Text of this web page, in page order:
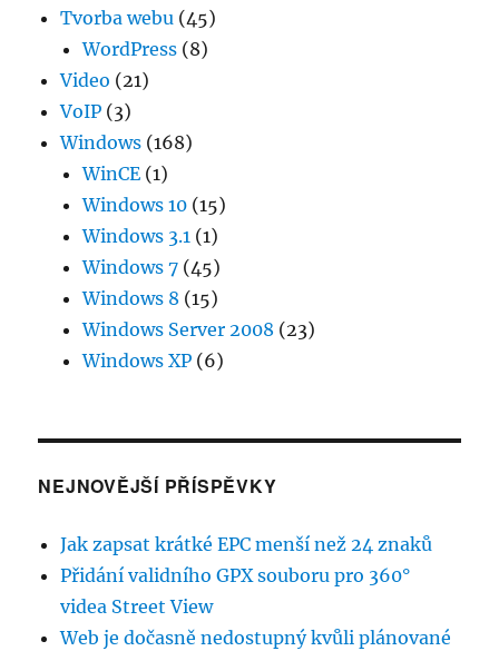
Tvorba webu (45)
WordPress (8)
Video (21)
VoIP (3)
Windows (168)
WinCE (1)
Windows 10 (15)
Windows 3.1 (1)
Windows 7 (45)
Windows 8 (15)
Windows Server 2008 (23)
Windows XP (6)
NEJNOVĚJŠÍ PŘÍSPĚVKY
Jak zapsat krátké EPC menší než 24 znaků
Přidání validního GPX souboru pro 360°
videa Street View
Web je dočasně nedostupný kvůli plánované